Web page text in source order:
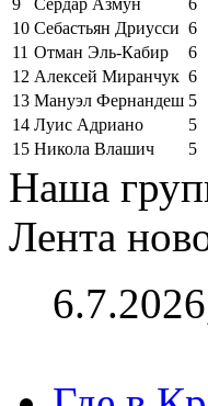
10 Себастьян Дриусси 6
11 Отман Эль-Кабир
6
12 Алексей Миранчук 6
13 Мануэл Фернандеш 5
14 Луис Адриано
5
15 Никола Влашич 5
Наша
Лента